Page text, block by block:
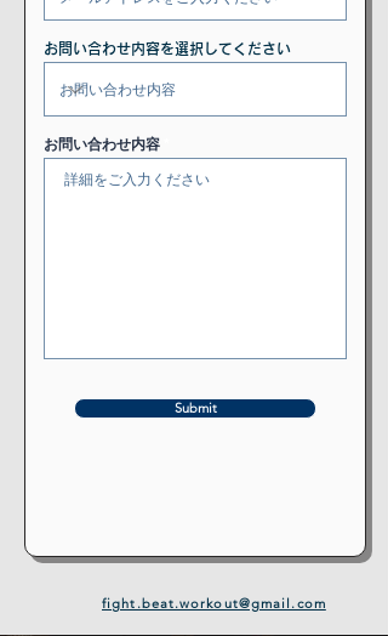
お問い合わせ内容を選択してください
お問い合わせ内容
Submit
fight.beat.workout@gmail.com